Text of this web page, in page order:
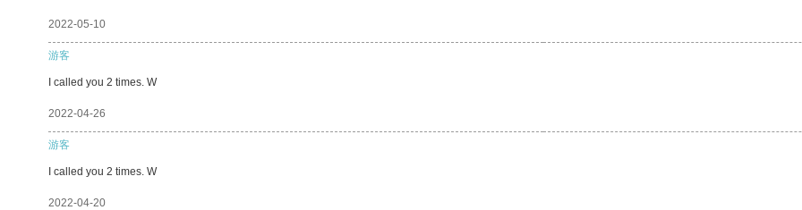
2022-05-10
游客
I called you 2 times. W
2022-04-26
游客
I called you 2 times. W
2022-04-20